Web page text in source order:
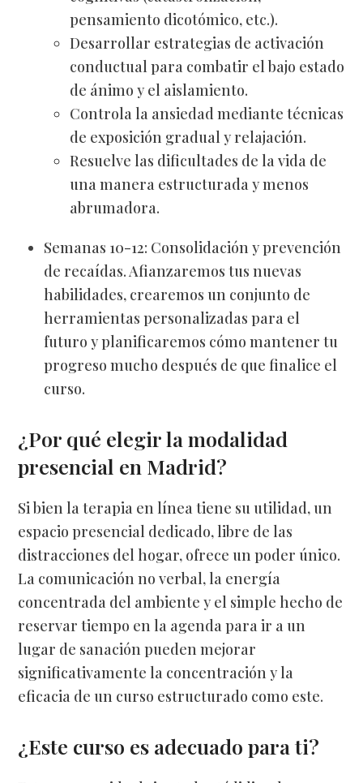
pensamiento dicotómico, etc.).
Desarrollar estrategias de activación
conductual para combatir el bajo estado
de ánimo y el aislamiento.
Controla la ansiedad mediante técnicas
de exposición gradual y relajación.
Resuelve las dificultades de la vida de
una manera estructurada y menos
abrumadora.
Semanas 10-12: Consolidación y prevención
de recaídas. Afianzaremos tus nuevas
habilidades, crearemos un conjunto de
herramientas personalizadas para el
futuro y planificaremos cómo mantener tu
progreso mucho después de que finalice el
curso.
¿Por qué elegir la modalidad
presencial en Madrid?
Si bien la terapia en línea tiene su utilidad, un
espacio presencial dedicado, libre de las
distracciones del hogar, ofrece un poder único.
La comunicación no verbal, la energía
concentrada del ambiente y el simple hecho de
reservar tiempo en la agenda para ir a un
lugar de sanación pueden mejorar
significativamente la concentración y la
eficacia de un curso estructurado como este.
¿Este curso es adecuado para ti?